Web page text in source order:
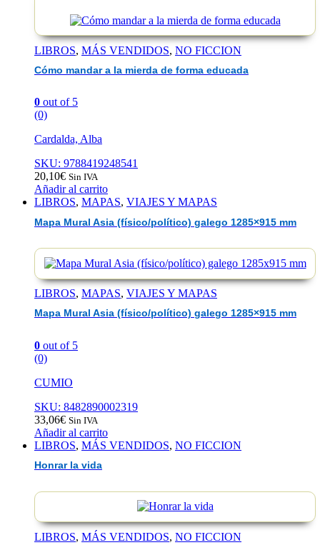
LIBROS, MÁS VENDIDOS, NO FICCION
Cómo mandar a la mierda de forma educada
0 out of 5
(0)
Cardalda, Alba
SKU: 9788419248541
20,10€ Sin IVA
Añadir al carrito
LIBROS, MAPAS, VIAJES Y MAPAS
Mapa Mural Asia (físico/político) galego 1285×915 mm
LIBROS, MAPAS, VIAJES Y MAPAS
Mapa Mural Asia (físico/político) galego 1285×915 mm
0 out of 5
(0)
CUMIO
SKU: 8482890002319
33,06€ Sin IVA
Añadir al carrito
LIBROS, MÁS VENDIDOS, NO FICCION
Honrar la vida
LIBROS, MÁS VENDIDOS, NO FICCION